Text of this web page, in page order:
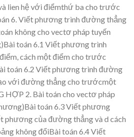
lien hệ với điểmthứ ba cho trước
6.Viết phương trình đường thẳng
không cho vectơ pháp tuyến
toán 6.1 Viết phương trình
cách một điểm cho trước
toán 6.2 Viết phương trình đường
với đường thẳng cho trướcmột
HỢP 2. Bài toán cho vectơ pháp
toán 6.3 Viết phương
phương của đường thẳng và d cách
không đổiBài toán 6.4 Viết